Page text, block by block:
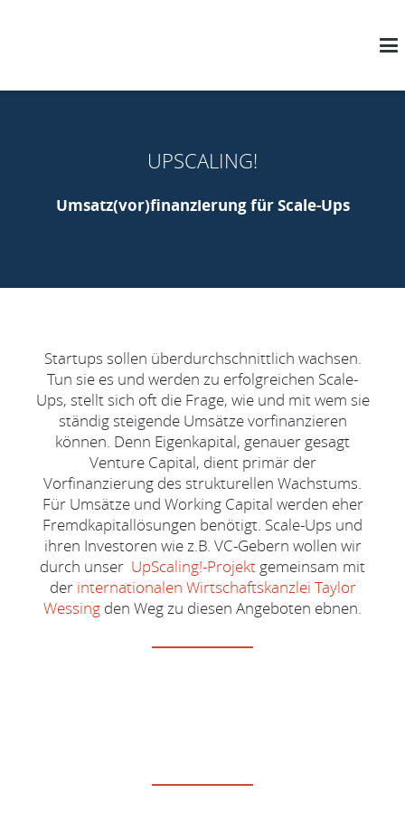
UPSCALING!
Umsatz(vor)finanzierung für Scale-Ups
Startups sollen überdurchschnittlich wachsen.
Tun sie es und werden zu erfolgreichen Scale-
Ups, stellt sich oft die Frage, wie und mit wem sie
ständig steigende Umsätze vorfinanzieren
können. Denn Eigenkapital, genauer gesagt
Venture Capital, dient primär der
Vorfinanzierung des strukturellen Wachstums.
Für Umsätze und Working Capital werden eher
Fremdkapitallösungen benötigt. Scale-Ups und
ihren Investoren wie z.B. VC-Gebern wollen wir
durch unser UpScaling!-Projekt gemeinsam mit
der internationalen Wirtschaftskanzlei Taylor
Wessing den Weg zu diesen Angeboten ebnen.